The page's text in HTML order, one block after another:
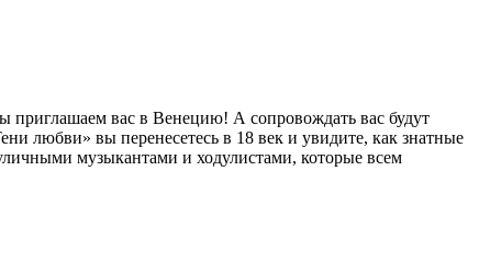
приглашаем вас в Венецию! А сопровождать вас будут
любви» вы перенесетесь в 18 век и увидите, как знатные
музыкантами и ходулистами, которые всем